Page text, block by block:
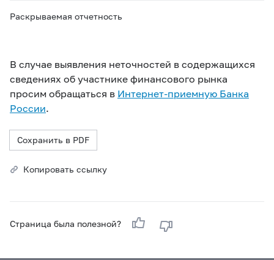
Раскрываемая отчетность
В случае выявления неточностей в содержащихся
сведениях об участнике финансового рынка
просим обращаться в Интернет-приемную Банка
России.
Сохранить в PDF
Копировать ссылку
Страница была полезной?